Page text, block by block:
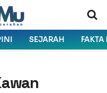
SEJARAH FAKTA